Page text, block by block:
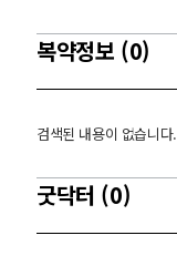
복약정보 (0)
검색된 내용이 없습니다.
굿닥터 (0)